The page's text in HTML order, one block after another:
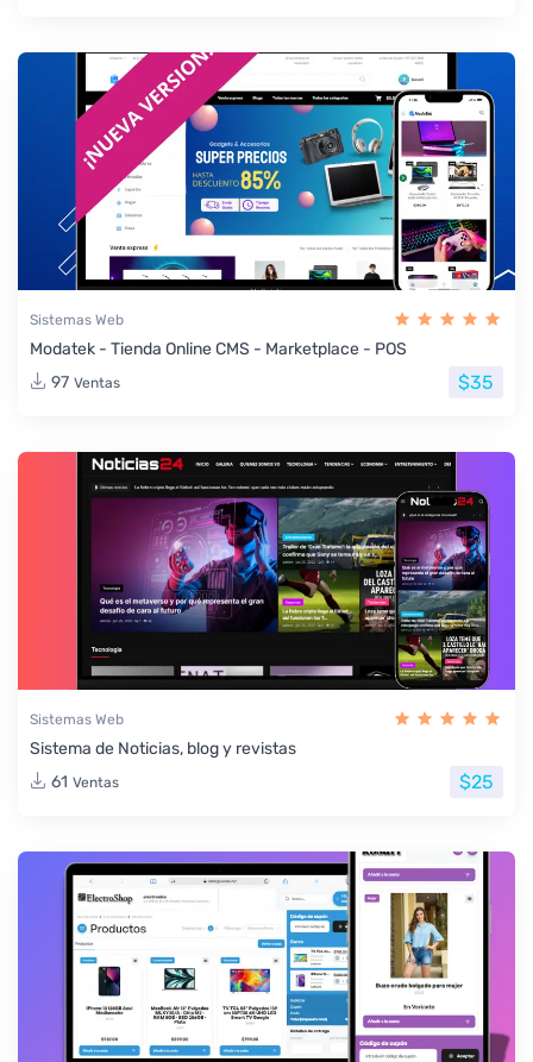
Sistemas Web
Modatek - Tienda Online CMS - Marketplace - POS
97 Ventas $35
Sistemas Web
Sistema de Noticias, blog y revistas
61 Ventas $25